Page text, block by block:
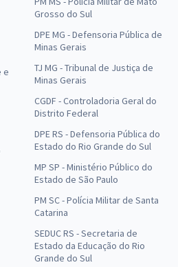
e
Grosso do Sul
DPE MG - Defensoria Pública de
Minas Gerais
TJ MG - Tribunal de Justiça de
Minas Gerais
CGDF - Controladoria Geral do
Distrito Federal
DPE RS - Defensoria Pública do
Estado do Rio Grande do Sul
MP SP - Ministério Público do
Estado de São Paulo
PM SC - Polícia Militar de Santa
Catarina
SEDUC RS - Secretaria de
Estado da Educação do Rio
Grande do Sul